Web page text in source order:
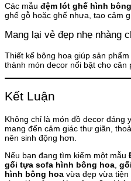
Các mẫu đệm lót ghế hình
ghế gỗ hoặc ghế nhựa, tạo cảm
Mang lại vẻ đẹp nhẹ nhàng
Thiết kế bông hoa giúp sản
thành món decor nổi bật cho căn
Kết Luận
Không chỉ là món đồ decor đáng
mang đến cảm giác thư giãn,
nên sinh động hơn.
Nếu bạn đang tìm kiếm một mẫu
gối tựa sofa hình bông hoa
hình bông hoa vừa đẹp vừa tiện